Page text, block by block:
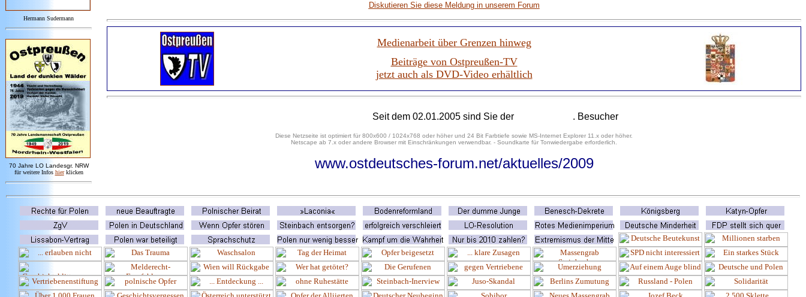
Hermann Sudermann
70 Jahre LO Landesgr. NRW
für weitere Infos hier klicken
Diskutieren Sie diese Meldung in unserem Forum
Medienarbeit über Grenzen hinweg
Beiträge von Ostpreußen-TV
jetzt auch als DVD-Video erhältlich
Seit dem 02.01.2005 sind Sie der . Besucher
Diese Netzseite ist optimiert für 800x600 / 1024x768 oder höher und 24 Bit Farbtiefe sowie MS-Internet Explorer 11.x oder höher.
Netscape ab 7.x oder andere Browser mit Einschränkungen verwendbar. - Soundkarte für Tonwiedergabe erforderlich.
www.ostdeutsches-forum.net/aktuelles/2009